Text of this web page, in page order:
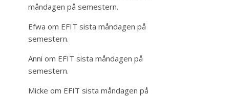
måndagen på semestern.
Efwa om EFIT sista måndagen på
semestern.
Anni om EFIT sista måndagen på
semestern.
Micke om EFIT sista måndagen på